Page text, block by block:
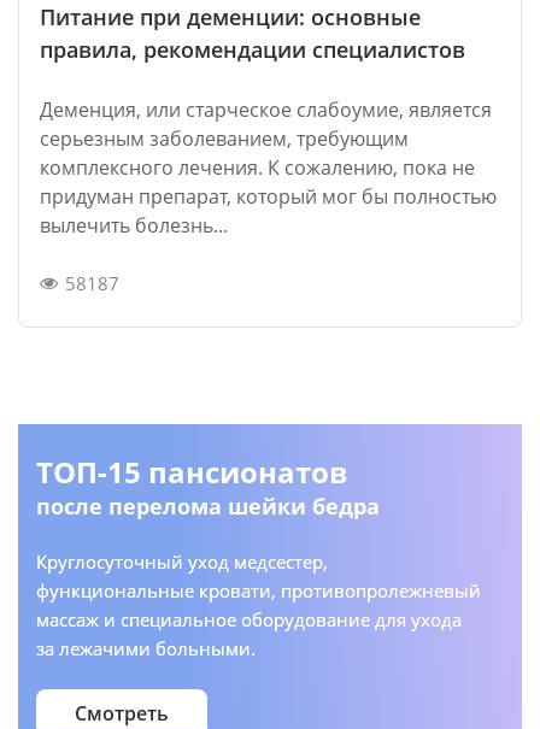
ТОП-15 пансионатов
после перелома шейки бедра
Круглосуточный уход медсестер,
функциональные кровати, противопролежневый
массаж и специальное оборудование для ухода
за лежачими больными.
Смотреть
Питание при деменции: основные
правила, рекомендации специалистов
Деменция, или старческое слабоумие, является
серьезным заболеванием, требующим
комплексного лечения. К сожалению, пока не
придуман препарат, который мог бы полностью
вылечить болезнь...
58187